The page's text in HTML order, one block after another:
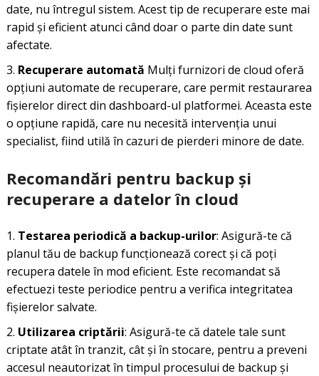
date, nu întregul sistem. Acest tip de recuperare este mai
rapid și eficient atunci când doar o parte din date sunt
afectate.
Recuperare automată Mulți furnizori de cloud oferă
opțiuni automate de recuperare, care permit restaurarea
fișierelor direct din dashboard-ul platformei. Aceasta este
o opțiune rapidă, care nu necesită intervenția unui
specialist, fiind utilă în cazuri de pierderi minore de date.
Recomandări pentru backup și
recuperare a datelor în cloud
Testarea periodică a backup-urilor: Asigură-te că
planul tău de backup funcționează corect și că poți
recupera datele în mod eficient. Este recomandat să
efectuezi teste periodice pentru a verifica integritatea
fișierelor salvate.
Utilizarea criptării: Asigură-te că datele tale sunt
criptate atât în tranzit, cât și în stocare, pentru a preveni
accesul neautorizat în timpul procesului de backup și